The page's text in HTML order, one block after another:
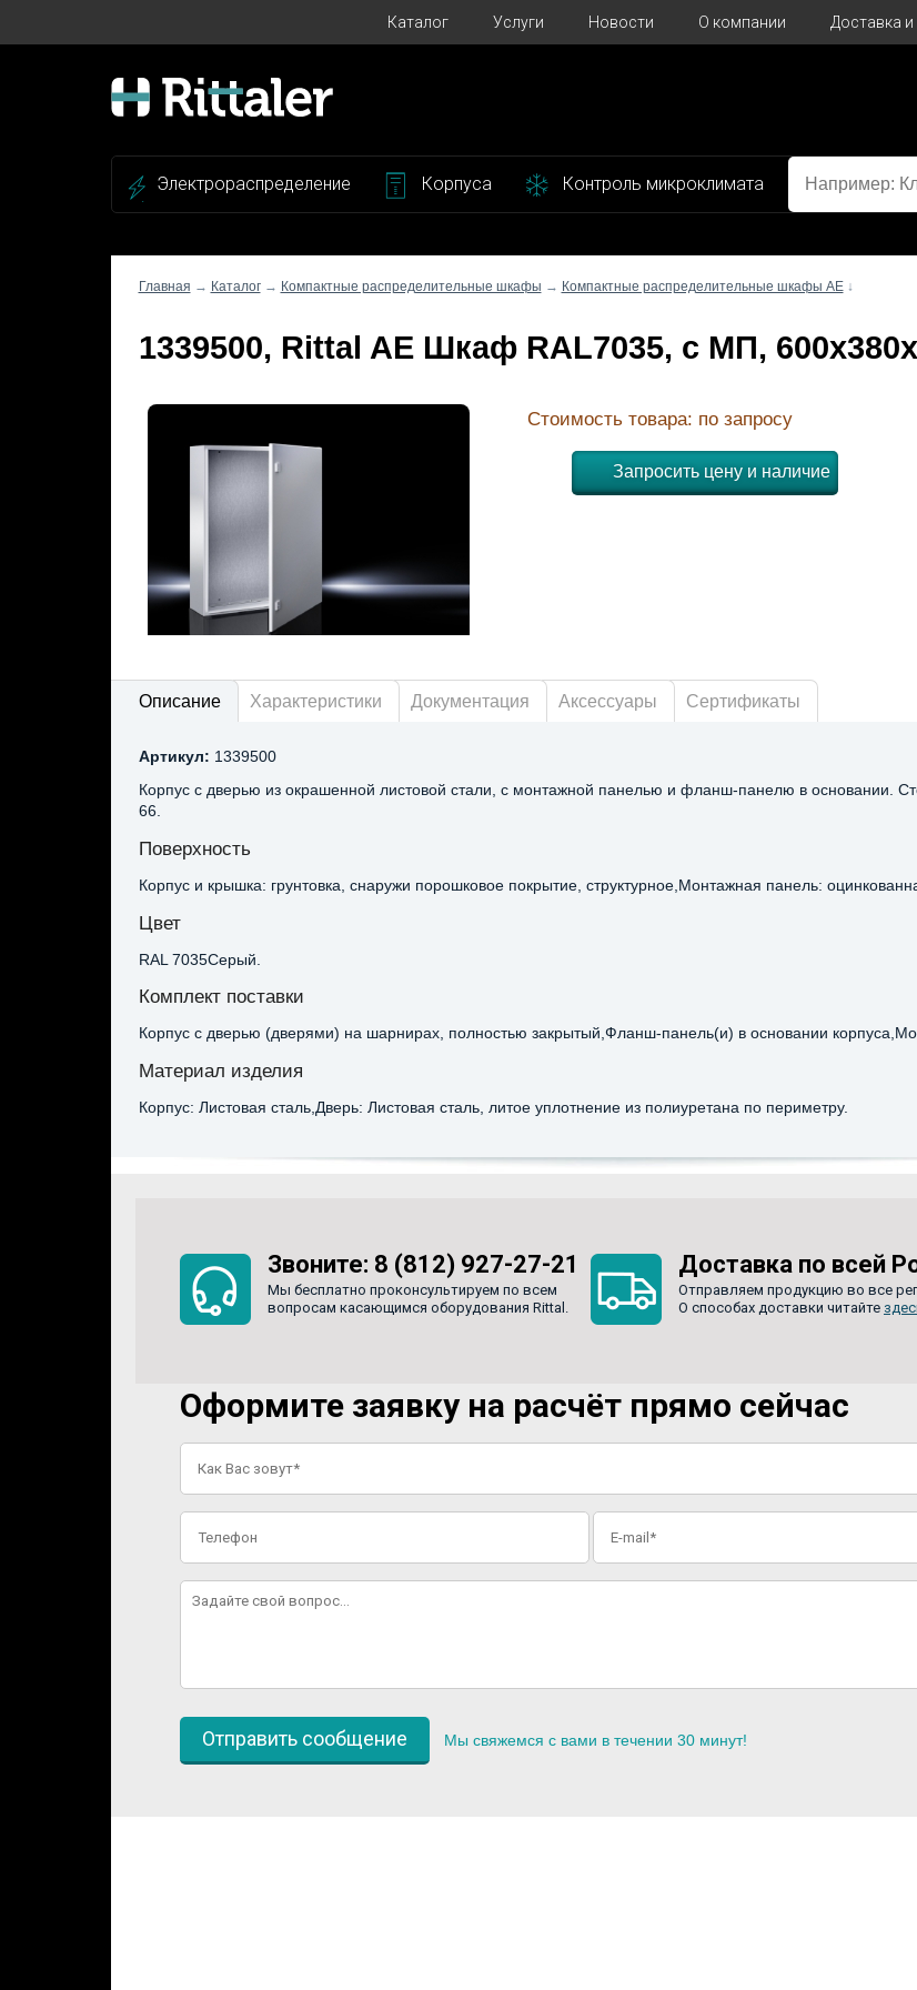
Каталог Услуги Новости О компании Доставка
Электрораспределение Корпуса Контроль микроклимата
Главная → Каталог→ Компактные распределительные шкафы → Компактные распределительные шкафы AE ↓
1339500, Rittal AE Шкаф RAL7035, с МП,
Стоимость товара: по запросу
Запросить цену и наличие
Описание Характеристики Документация Аксессуары Сертификаты
Артикул: 1339500
Корпус с дверью из окрашенной листовой стали, с монтажной панелью и фланш-панелю в основании.
66.
Поверхность
Корпус и крышка: грунтовка, снаружи порошковое покрытие, структурное,Монтажная панель:
Цвет
RAL 7035Серый.
Комплект поставки
Корпус с дверью (дверями) на шарнирах, полностью закрытый,Фланш-панель(и) в основании
Материал изделия
Корпус: Листовая сталь,Дверь: Листовая сталь, литое уплотнение из полиуретана по периметру.
Звоните: 8 (812) 927-27-21
Мы бесплатно проконсультируем по всем
вопросам касающимся оборудования Rittal.
Доставка по всей
Отправляем продукцию во все
О способах доставки читайте
Оформите заявку на расчёт прямо сейчас
Мы свяжемся с вами в течении 30 минут!